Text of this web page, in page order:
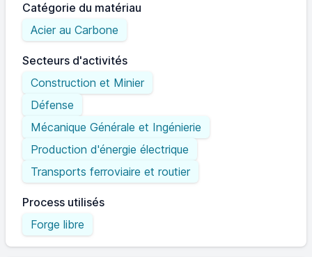
Catégorie du matériau
Acier au Carbone
Secteurs d'activités
Construction et Minier
Défense
Mécanique Générale et Ingénierie
Production d'énergie électrique
Transports ferroviaire et routier
Process utilisés
Forge libre